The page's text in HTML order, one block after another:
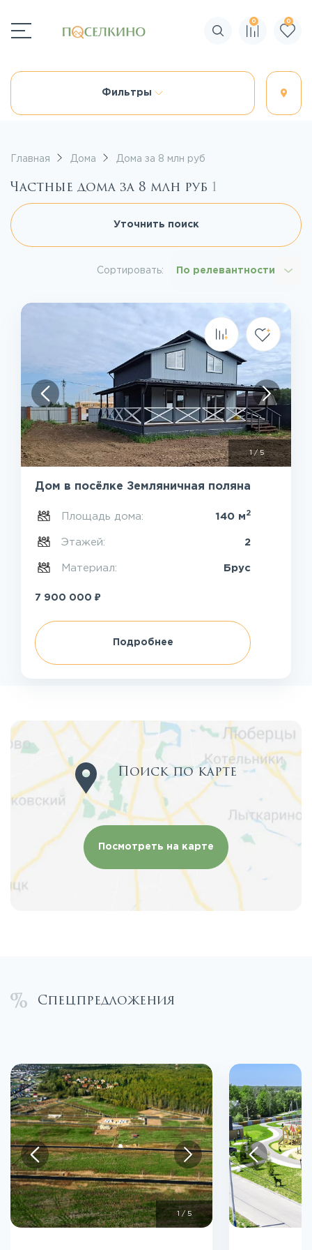
Поиск по сайту
0 0
Фильтры
Главная Дома Дома за 8 млн руб
Частные дома за 8 млн руб 1
Уточнить поиск
Сортировать: По релевантности
1/5
Дом в посёлке Земляничная поляна
Площадь дома: 140 м 2
Этажей: 2
Материал: Брус
7 900 000 ₽
Подробнее
Поиск по карте
Посмотреть на карте
Спецпредложения
/ 5